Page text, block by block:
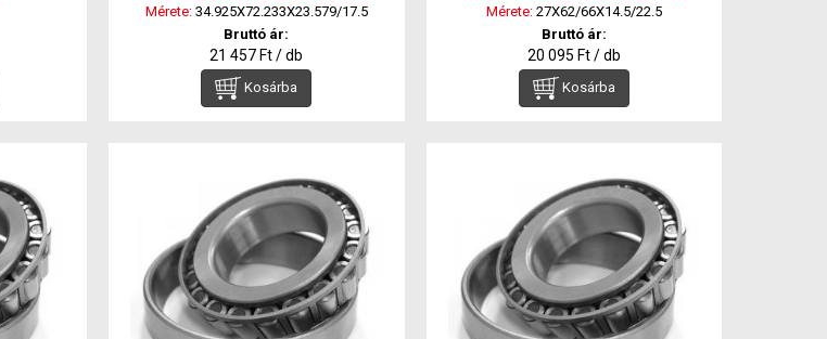
Mérete:34.925X72.233X23.579/17.5
Bruttó ár:
21 457 Ft / db
Kosárba
Mérete:27X62/66X14.5/22.5
Bruttó ár:
20 095 Ft / db
Kosárba